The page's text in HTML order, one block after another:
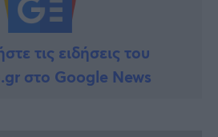
τις ειδήσεις του
στο Google News